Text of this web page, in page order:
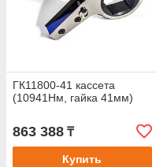
ГК11800-41 кассета
(10941Нм, гайка 41мм)
863 388 ₸
Купить